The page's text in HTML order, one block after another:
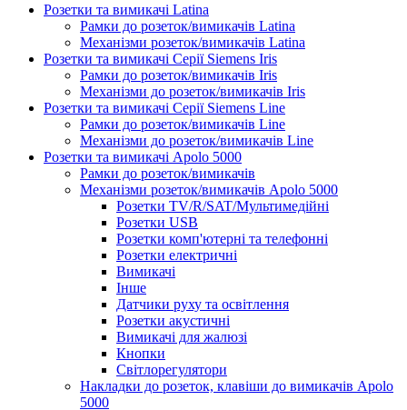
Розетки та вимикачі Latina
Рамки до розеток/вимикачів Latina
Механізми розеток/вимикачів Latina
Розетки та вимикачі Серії Siemens Iris
Рамки до розеток/вимикачів Iris
Механізми до розеток/вимикачів Iris
Розетки та вимикачі Серії Siemens Line
Рамки до розеток/вимикачів Line
Механізми до розеток/вимикачів Line
Розетки та вимикачі Apolo 5000
Рамки до розеток/вимикачів
Механізми розеток/вимикачів Apolo 5000
Розетки TV/R/SAT/Мультимедійні
Розетки USB
Розетки комп'ютерні та телефонні
Розетки електричні
Вимикачі
Інше
Датчики руху та освітлення
Розетки акустичні
Вимикачі для жалюзі
Кнопки
Світлорегулятори
Накладки до розеток, клавіши до вимикачів Apolo
5000